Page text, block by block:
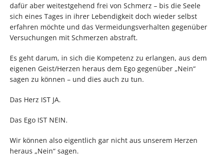
dafür aber weitestgehend frei von Schmerz – bis die Seele
sich eines Tages in ihrer Lebendigkeit doch wieder selbst
erfahren möchte und das Vermeidungsverhalten gegenüber
Versuchungen mit Schmerzen abstraft.
Es geht darum, in sich die Kompetenz zu erlangen, aus dem
eigenen Geist/Herzen heraus dem Ego gegenüber „Nein“
sagen zu können – und dies auch zu tun.
Das Herz IST JA.
Das Ego IST NEIN.
Wir können also eigentlich gar nicht aus unserem Herzen
heraus „Nein“ sagen.